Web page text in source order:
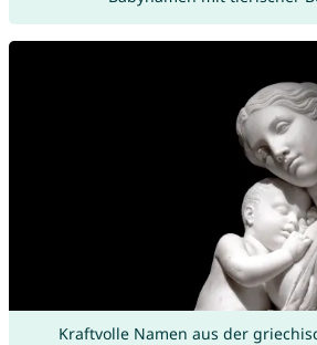
Kraftvolle Namen aus der